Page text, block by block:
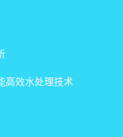
高效水处理技术